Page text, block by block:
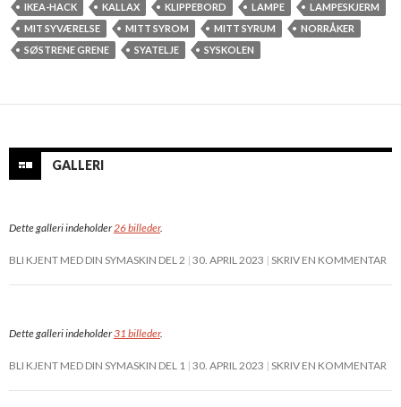
IKEA-HACK KALLAX KLIPPEBORD LAMPE
LAMPESKJERM
MIT SYVÆRELSE
MITT SYROM MITT SYRUM
NORRÅKER
SØSTRENE GRENE
SYATELJE SYSKOLEN
GALLERI
Dette galleri indeholder26 billeder.
BLI KJENT MED DIN SYMASKIN DEL 2 30. APRIL 2023 SKRIV EN KOMMENTAR
Dette galleri indeholder31 billeder.
BLI KJENT MED DIN SYMASKIN DEL 1 30. APRIL 2023 SKRIV EN KOMMENTAR